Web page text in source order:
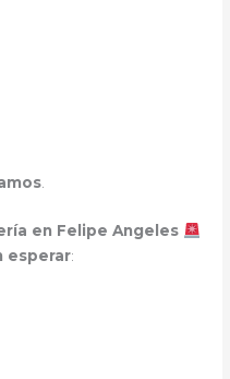
.
en Felipe Angeles
esperar: